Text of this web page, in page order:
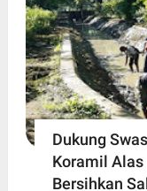
Dukung
Koramil
Bersihkan